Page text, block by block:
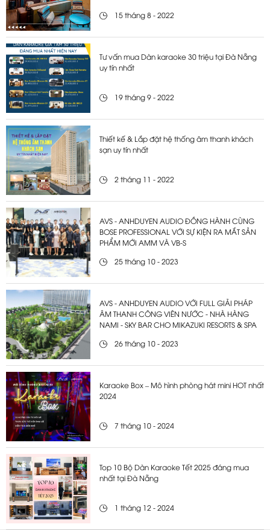
15 tháng 8 - 2022
Tư vấn mua Dàn karaoke 30 triệu tại Đà Nẵng
uy tín nhất
19 tháng 9 - 2022
Thiết kế & Lắp đặt hệ thống âm thanh khách
sạn uy tín nhất
2 tháng 11 - 2022
AVS - ANHDUYEN AUDIO ĐỒNG HÀNH CÙNG
BOSE PROFESSIONAL VỚI SỰ KIỆN RA MẮT SẢN
PHẨM MỚI AMM VÀ VB-S
25 tháng 10 - 2023
AVS - ANHDUYEN AUDIO VỚI FULL GIẢI PHÁP
ÂM THANH CÔNG VIÊN NƯỚC - NHÀ HÀNG
NAMI - SKY BAR CHO MIKAZUKI RESORTS & SPA
26 tháng 10 - 2023
Karaoke Box – Mô hình phòng hát mini HOT nhất
2024
7 tháng 10 - 2024
Top 10 Bộ Dàn Karaoke Tết 2025 đáng mua
nhất tại Đà Nẵng
1 tháng 12 - 2024